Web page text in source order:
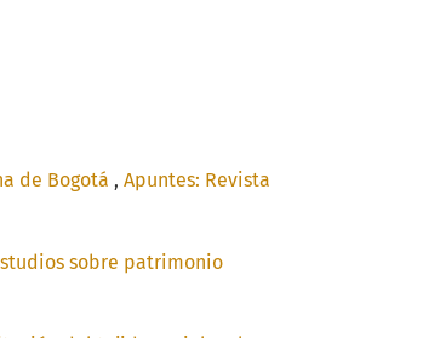
de Bogotá , Apuntes: Revista
sobre patrimonio